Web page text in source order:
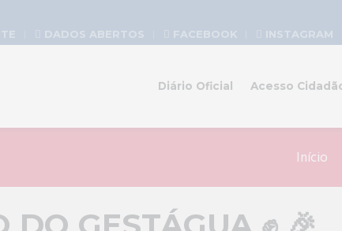
DADOS ABERTOS FACEBOOK INSTAGRAM
Diário Oficial Acesso
Início